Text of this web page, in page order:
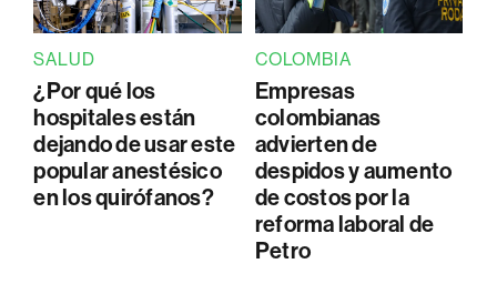
SALUD
¿Por qué los
hospitales están
dejando de usar este
popular anestésico
en los quirófanos?
COLOMBIA
Empresas
colombianas
advierten de
despidos y aumento
de costos por la
reforma laboral de
Petro